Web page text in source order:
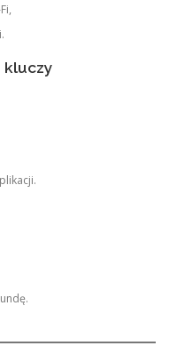
kluczy